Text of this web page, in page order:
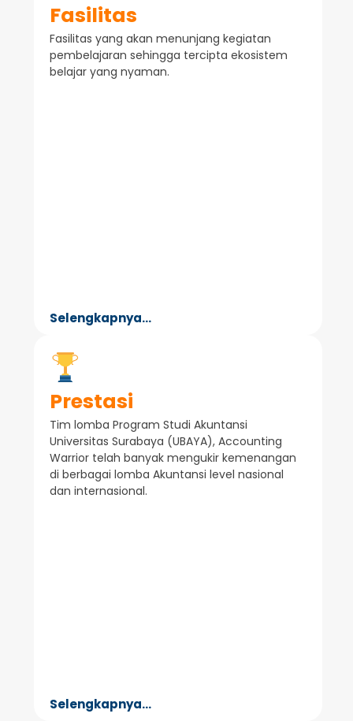
Fasilitas
Fasilitas yang akan menunjang kegiatan
pembelajaran sehingga tercipta ekosistem
belajar yang nyaman.
Selengkapnya...
Prestasi
Tim lomba Program Studi Akuntansi
Universitas Surabaya (UBAYA), Accounting
Warrior telah banyak mengukir kemenangan
di berbagai lomba Akuntansi level nasional
dan internasional.
Selengkapnya...